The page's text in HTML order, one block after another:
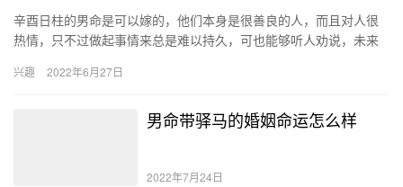
辛酉日柱的男命是可以嫁的，他们本身是很善良的人，而且对人很
热情，只不过做起事情来总是难以持久，可也能够听人劝说，未来
格 …
兴趣 2022年6月27日
男命带驿马的婚姻命运怎么样
2022年7月24日